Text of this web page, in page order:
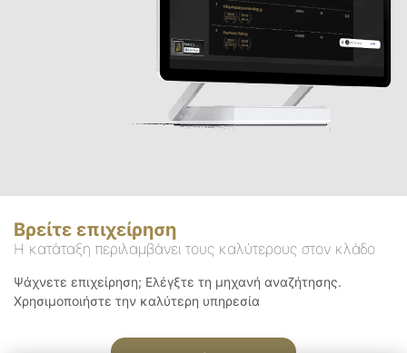
Βρείτε επιχείρηση
Η κατάταξη περιλαμβάνει τους καλύτερους στον κλάδο
Ψάχνετε επιχείρηση; Ελέγξτε τη μηχανή αναζήτησης.
Χρησιμοποιήστε την καλύτερη υπηρεσία